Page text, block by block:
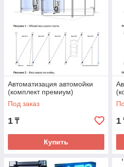
Автоматизация автомойки
(комплект премиум)
Под заказ
1 ₸
Купить
1